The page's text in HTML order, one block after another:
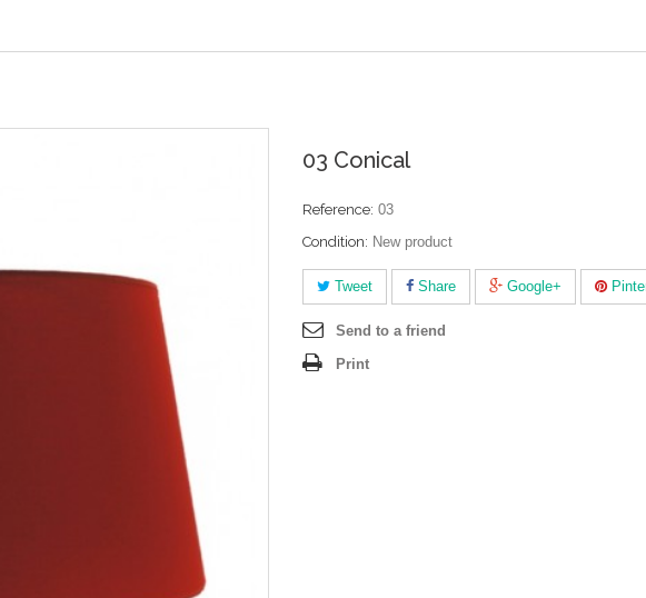
03 Conical
Reference: 03
Condition: New product
Tweet Share Google+
Send to a friend
Print